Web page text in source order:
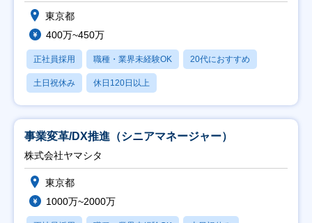
東京都
400万~450万
正社員採用 職種・業界未経験OK 20代におすすめ
土日祝休み 休日120日以上
事業変革/DX推進（シニアマネージャー）
株式会社ヤマシタ
東京都
1000万~2000万